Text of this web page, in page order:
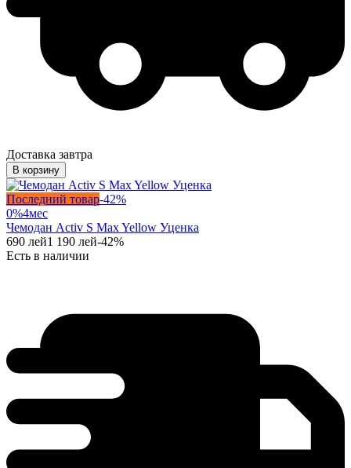
Доставка завтра
В корзину
Последний товар-42%
0%4мес
Чемодан Activ S Max Yellow Уценка
690 лей1 190 лей-42%
Есть в наличии